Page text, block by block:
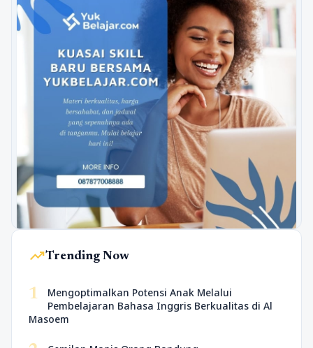
trending_upTrending Now
1
Mengoptimalkan Potensi Anak Melalui
Pembelajaran Bahasa Inggris Berkualitas di Al
Masoem